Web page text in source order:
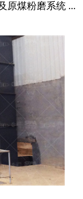
原煤粉磨系统 ...